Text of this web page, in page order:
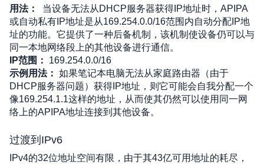
用法：
当设备无法从DHCP服务器获得IP地址时，APIPA
或自动私有IP地址是从169.254.0.0/16范围内自动分配IP地
址的功能。它提供了一种后备机制，该机制使设备仍可以与
同一本地网络段上的其他设备进行通信。
IP范围：
169.254.0.0/16
示例用法： 如果笔记本电脑无法从家庭路由器（由于
DHCP服务器问题）获得IP地址，则它可能会自我分配一个
像169.254.1.1这样的地址，从而使其仍然可以使用同一网
络上的APIPA地址连接到其他设备。
过渡到IPv6
IPv4的32位地址空间有限，由于其43亿可用地址的耗尽，